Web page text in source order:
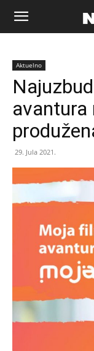
Naša
riječ
Aktuelno
avantura
29. Jula 2021.